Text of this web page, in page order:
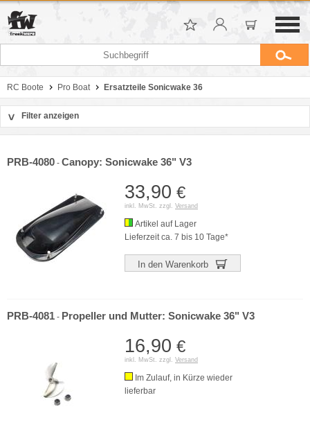
RC Boote Pro Boat Ersatzteile Sonicwake 36
> Filter anzeigen
PRB-4080 - Canopy: Sonicwake 36" V3
33,90 €
inkl. MwSt. zzgl. Versand
Artikel auf Lager
Lieferzeit ca. 7 bis 10 Tage*
In den Warenkorb
PRB-4081 - Propeller und Mutter: Sonicwake 36" V3
16,90 €
inkl. MwSt. zzgl. Versand
Im Zulauf, in Kürze wieder
lieferbar